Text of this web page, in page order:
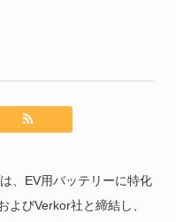
、EV用バッテリーに特化
よびVerkor社と締結し、